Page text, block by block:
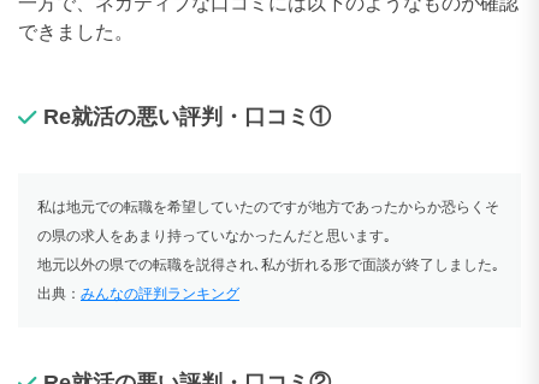
できました。
Re就活の悪い評判・口コミ①
私は地元での転職を希望していたのですが地方であったからか恐らくそ
の県の求人をあまり持っていなかったんだと思います｡
地元以外の県での転職を説得され､私が折れる形で面談が終了しました｡
出典： みんなの評判ランキング